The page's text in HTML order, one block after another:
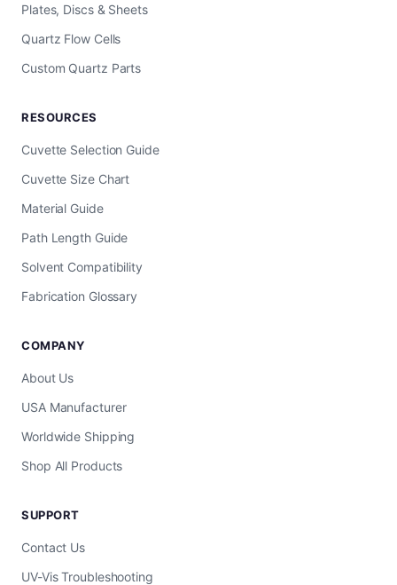
Plates, Discs & Sheets
Quartz Flow Cells
Custom Quartz Parts
RESOURCES
Cuvette Selection Guide
Cuvette Size Chart
Material Guide
Path Length Guide
Solvent Compatibility
Fabrication Glossary
COMPANY
About Us
USA Manufacturer
Worldwide Shipping
Shop All Products
SUPPORT
Contact Us
UV-Vis Troubleshooting